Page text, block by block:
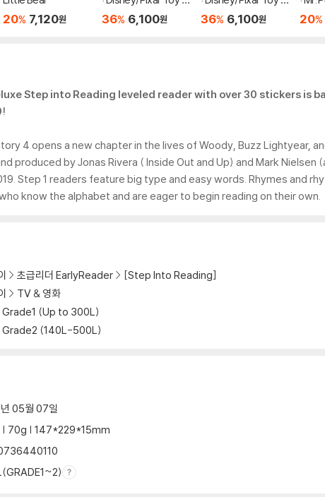
20% 7,120원
tory 5 : Bonnie's Ne
36% 6,100원
tory 5 : Team Up!
36% 6,100원
Bake
20%
Step into Reading leveled reader with over 30 stickers is
4 opens a new chapter in the lives of Woody, Buzz Lightyear,
produced by Jonas Rivera ( Inside Out and Up) and Mark
Step 1 readers feature big type and easy words. Rhymes and
know the alphabet and are eager to begin reading on their own.
초급리더 EarlyReader
[Step Into Reading]
TV & 영화
Grade1 (Up to 300L)
Grade2 (140L-500L)
05월 07일
| 70g | 147*229*15mm